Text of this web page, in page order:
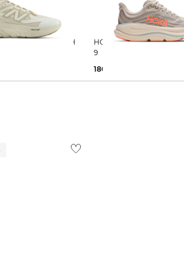
HOKA | Damen Laufschuhe BONDI
9
180,00 €